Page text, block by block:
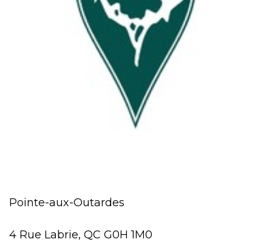
Pointe-aux-Outardes
4 Rue Labrie, QC G0H 1M0